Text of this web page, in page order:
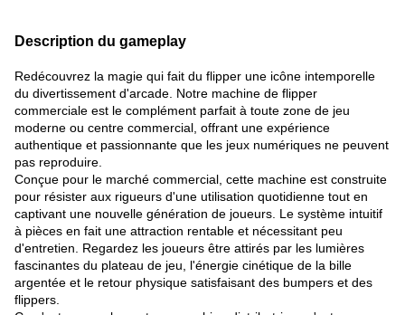
Description du gameplay
Redécouvrez la magie qui fait du flipper une icône intemporelle
du divertissement d'arcade. Notre machine de flipper
commerciale est le complément parfait à toute zone de jeu
moderne ou centre commercial, offrant une expérience
authentique et passionnante que les jeux numériques ne peuvent
pas reproduire.
Conçue pour le marché commercial, cette machine est construite
pour résister aux rigueurs d'une utilisation quotidienne tout en
captivant une nouvelle génération de joueurs. Le système intuitif
à pièces en fait une attraction rentable et nécessitant peu
d'entretien. Regardez les joueurs être attirés par les lumières
fascinantes du plateau de jeu, l'énergie cinétique de la bille
argentée et le retour physique satisfaisant des bumpers et des
flippers.